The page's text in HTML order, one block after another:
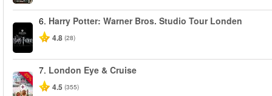
6. Harry Potter: Warner Bros. Studio Tour Londen
4.8 (28)
-20%
7. London Eye & Cruise
4.5 (355)